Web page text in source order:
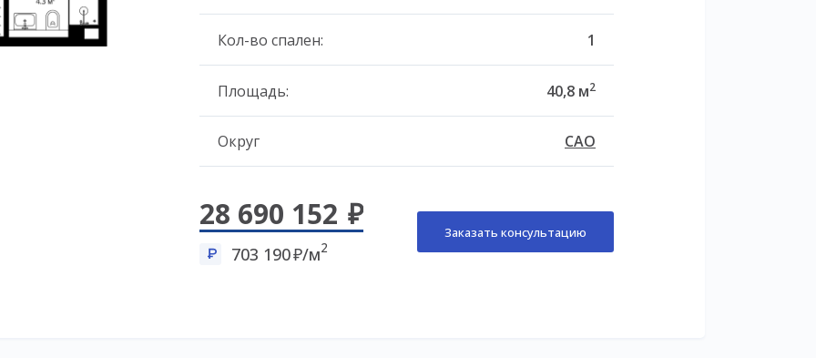
Кол-во спален: 1
Площадь: 40,8 м2
Округ САО
28 690 152
703 190 /м2
Заказать консультацию